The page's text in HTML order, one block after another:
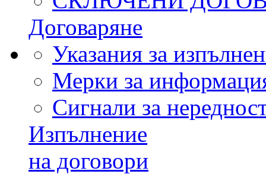
Договаряне
Указания за
Мерки за
Сигнали за
Изпълнение
на договори